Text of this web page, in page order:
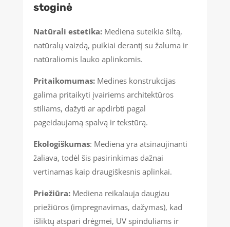
stoginė
Natūrali estetika:Mediena suteikia šiltą,
natūralų vaizdą, puikiai derantį su žaluma ir
natūraliomis lauko aplinkomis.
Pritaikomumas:Medines konstrukcijas
galima pritaikyti įvairiems architektūros
stiliams, dažyti ar apdirbti pagal
pageidaujamą spalvą ir tekstūrą.
Ekologiškumas: Mediena yra atsinaujinanti
žaliava, todėl šis pasirinkimas dažnai
vertinamas kaip draugiškesnis aplinkai.
Priežiūra:Mediena reikalauja daugiau
priežiūros (impregnavimas, dažymas), kad
išliktų atspari drėgmei, UV spinduliams ir